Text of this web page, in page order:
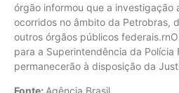
órgão informou que a investigação
ocorridos no âmbito da Petrobras,
outros órgãos públicos
para a Superintendência da Polícia
permanecerão à disposição da
Fonte: Agência Brasil